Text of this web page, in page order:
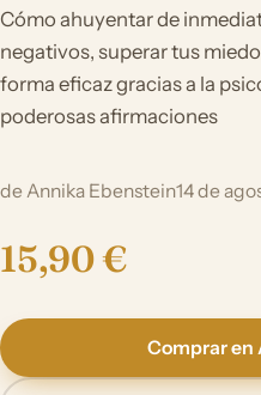
Cómo ahuyentar de
negativos, superar tus
forma eficaz gracias a la
poderosas afirmaciones
de Annika Ebenstein14 de
15,90 €
Comprar en